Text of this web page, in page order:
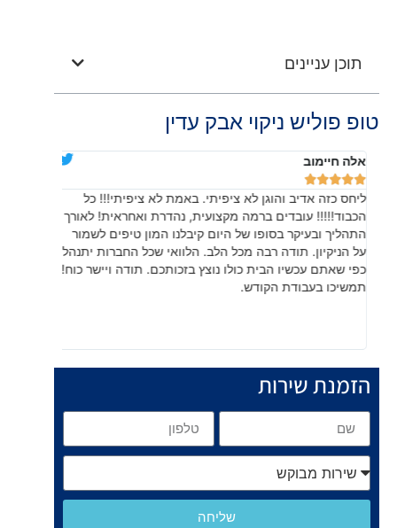
תוכן עניינים
טופ פוליש ניקוי אבק עדין
אלה חיימוב





ליחס כזה אדיב והוגן לא ציפיתי. באמת לא ציפיתי!!! כל
הכבוד!!!!! עובדים ברמה מקצועית, נהדרת ואחראית! לאורך
התהליך ובעיקר בסופו של היום קיבלנו המון טיפים לשמור
על הניקיון. תודה רבה מכל הלב. הלוואי שכל החברות יתנהלו
כפי שאתם עכשיו הבית כולו נוצץ בזכותכם. תודה ויישר כוח!
תמשיכו בעבודת הקודש.
הזמנת שירות
שליחה